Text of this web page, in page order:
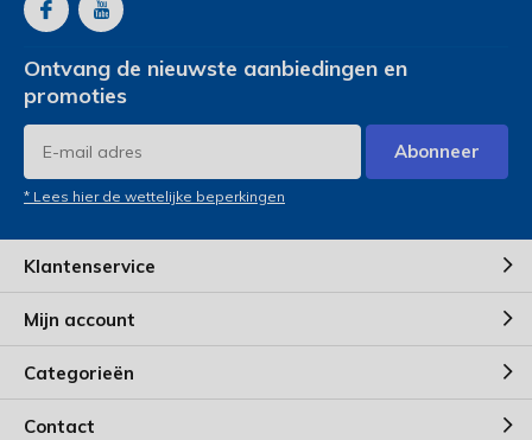
Ontvang de nieuwste aanbiedingen en
promoties
Abonneer
* Lees hier de wettelijke beperkingen
Klantenservice
Mijn account
Categorieën
Contact